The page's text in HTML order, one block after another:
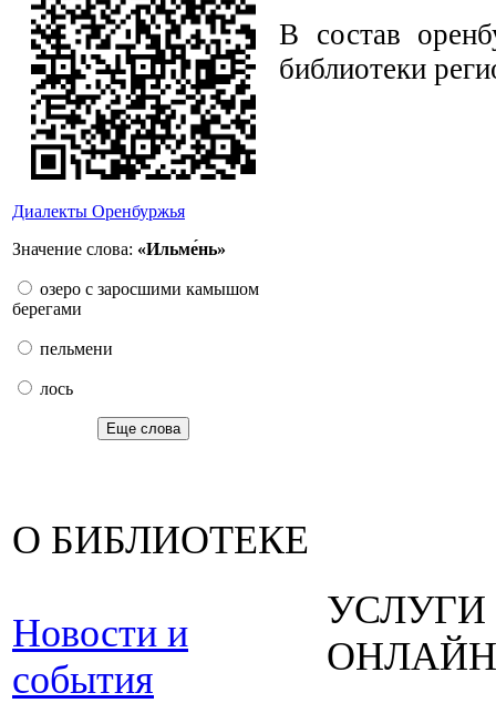
Диалекты Оренбуржья
Значение слова: «Ильме́нь»
озеро с заросшими камышом
берегами
пельмени
лось
Еще слова
В состав
библиотеки
О БИБЛИОТЕКЕ
Новости и
события
УСЛУГИ
ОНЛАЙН